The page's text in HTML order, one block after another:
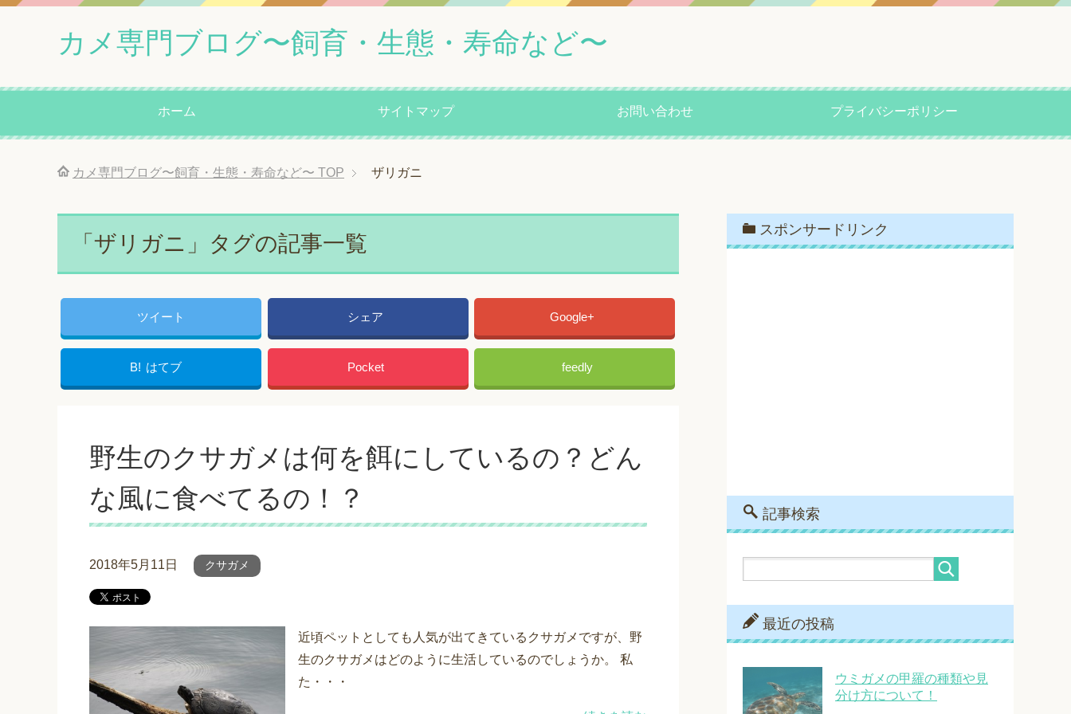
カメ専門ブログ〜飼育・生態・寿命など〜
ホーム サイトマップ お問い合わせ プライバシーポリシー
カメ専門ブログ〜飼育・生態・寿命など〜 TOP ザリガニ
「ザリガニ」タグの記事一覧
ツイート シェア Google+
B! はてブ Pocket feedly
野生のクサガメは何を餌にしているの？どん
な風に食べてるの！？
2018年5月11日 クサガメ
近頃ペットとしても人気が出てきているクサガメですが、野
生のクサガメはどのように生活しているのでしょうか。 私
た・・・
スポンサードリンク
記事検索
最近の投稿
ウミガメの甲羅の種類や見
分け方について！